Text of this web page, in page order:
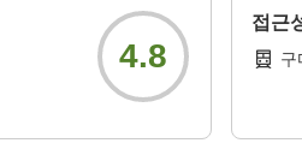
4.8
접근
구